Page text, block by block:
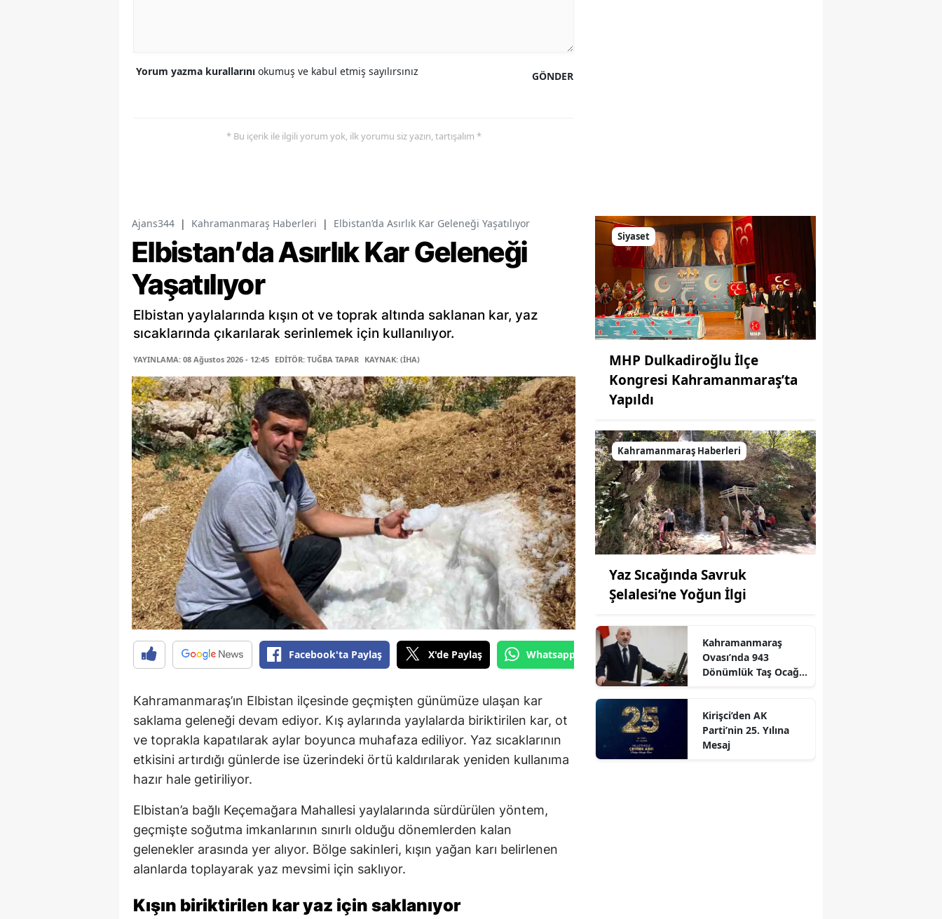
GÖNDER
Yorum yazma kurallarını okumuş ve kabul etmiş sayılırsınız
* Bu içerik ile ilgili yorum yok, ilk yorumu siz yazın, tartışalım *
Ajans344 | Kahramanmaraş Haberleri | Elbistan’da Asırlık Kar Geleneği Yaşatılıyor
Elbistan’da Asırlık Kar Geleneği
Yaşatılıyor
Elbistan yaylalarında kışın ot ve toprak altında saklanan kar, yaz
sıcaklarında çıkarılarak serinlemek için kullanılıyor.
YAYINLAMA: 08 Ağustos 2026 - 12:45 EDİTÖR: TUĞBA TAPAR KAYNAK: (İHA)
Facebook'ta Paylaş X'de Paylaş Whatsapp'tan Gönder
Kahramanmaraş’ın Elbistan ilçesinde geçmişten günümüze ulaşan kar
saklama geleneği devam ediyor. Kış aylarında yaylalarda biriktirilen kar, ot
ve toprakla kapatılarak aylar boyunca muhafaza ediliyor. Yaz sıcaklarının
etkisini artırdığı günlerde ise üzerindeki örtü kaldırılarak yeniden kullanıma
hazır hale getiriliyor.
Elbistan’a bağlı Keçemağara Mahallesi yaylalarında sürdürülen yöntem,
geçmişte soğutma imkanlarının sınırlı olduğu dönemlerden kalan
gelenekler arasında yer alıyor. Bölge sakinleri, kışın yağan karı belirlenen
alanlarda toplayarak yaz mevsimi için saklıyor.
Kışın biriktirilen kar yaz için saklanıyor
Siyaset
MHP Dulkadiroğlu İlçe
Kongresi Kahramanmaraş’ta
Yapıldı
Kahramanmaraş Haberleri
Yaz Sıcağında Savruk
Şelalesi’ne Yoğun İlgi
Kahramanmaraş
Ovası’nda 943
Dönümlük Taş Ocağı
Kirişci’den AK
Parti’nin 25. Yılına
Mesaj